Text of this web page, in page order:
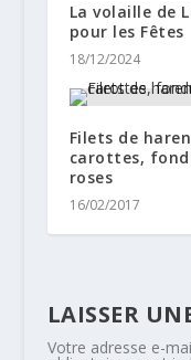
La volaille de
pour les Fêtes
18/12/2024
Filets de
carottes,
roses
16/02/2017
LAISSER
Votre adresse e-